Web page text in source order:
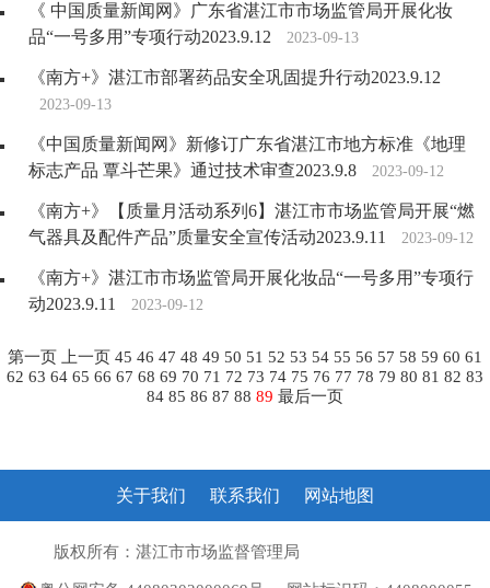
《 中国质量新闻网》广东省湛江市市场监管局开展化妆
品“一号多用”专项行动2023.9.12
2023-09-13
《南方+》湛江市部署药品安全巩固提升行动2023.9.12
2023-09-13
《中国质量新闻网》新修订广东省湛江市地方标准《地理
标志产品 覃斗芒果》通过技术审查2023.9.8
2023-09-12
《南方+》【质量月活动系列6】湛江市市场监管局开展“燃
气器具及配件产品”质量安全宣传活动2023.9.11
2023-09-12
《南方+》湛江市市场监管局开展化妆品“一号多用”专项行
动2023.9.11
2023-09-12
第一页 上一页 45 46 47 48 49 50 51 52 53 54 55 56 57 58 59 60 61
62 63 64 65 66 67 68 69 70 71 72 73 74 75 76 77 78 79 80 81 82 83
84 85 86 87 88 89 最后一页
关于我们 联系我们 网站地图
版权所有：湛江市市场监督管理局